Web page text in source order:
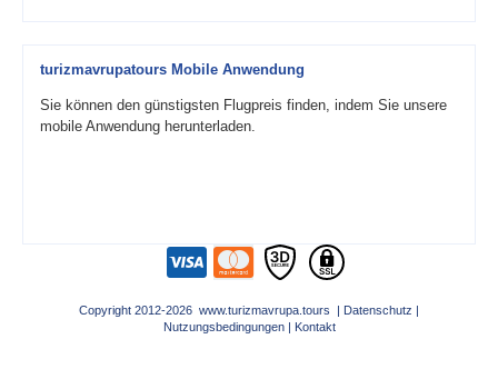
turizmavrupatours Mobile Anwendung
Sie können den günstigsten Flugpreis finden, indem Sie unsere
mobile Anwendung herunterladen.
Copyright 2012-2026 www.turizmavrupa.tours | Datenschutz |
Nutzungsbedingungen| Kontakt